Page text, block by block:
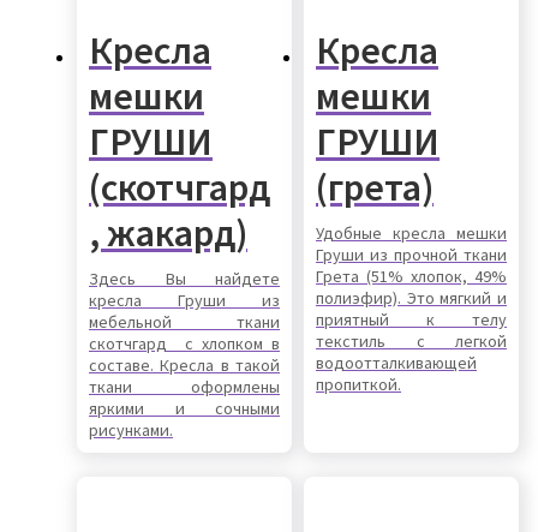
Кресла
мешки
ГРУШИ
(скотчгард
, жакард)
Здесь Вы найдете
кресла Груши из
мебельной ткани
скотчгард с хлопком в
составе. Кресла в такой
ткани оформлены
яркими и сочными
рисунками.
Кресла
мешки
ГРУШИ
(грета)
Удобные кресла мешки
Груши из прочной ткани
Грета (51% хлопок, 49%
полиэфир). Это мягкий и
приятный к телу
текстиль с легкой
водоотталкивающей
пропиткой.